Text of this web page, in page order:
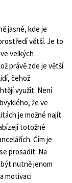
jasné, kde je
větší. Je to
velkých
právě zde je větší
čehož
využít. Není
že ve
je možné najít
totožné
Čím je
prosadit. Na
nutně jenom
motivaci